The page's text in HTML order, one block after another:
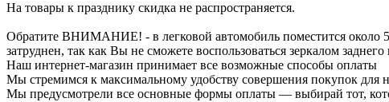
На товары к празднику скидка не распространяется.
Обратите ВНИМАНИЕ! - в легковой автомобиль поместится около
затруднен, так как Вы не сможете воспользоваться зеркалом заднего
Наш интернет-магазин принимает все возможные способы оплаты
Мы стремимся к максимальному удобству совершения покупок для
Мы предусмотрели все основные формы оплаты — выбирай тот,